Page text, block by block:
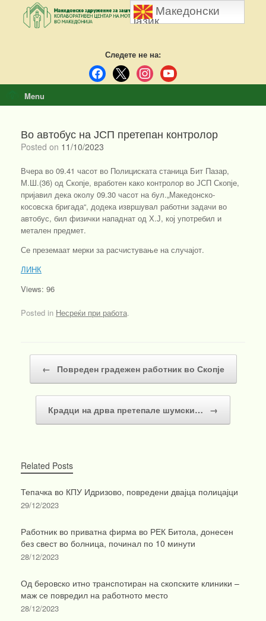
content
Следете не на:
facebook
x instagramyoutube
Menu
Во автобус на ЈСП претепан контролор
Posted on 11/10/2023
Вчера во 09.41 часот во Полициската станица Бит Пазар,
М.Ш.(36) од Скопје, вработен како контролор во ЈСП Скопје,
пријавил дека околу 09.30 часот на бул.„Македонско-
косовска бригада“, додека извршувал работни задачи во
автобус, бил физички нападнат од Х.Ј, кој употребил и
метален предмет.
Се преземаат мерки за расчистување на случајот.
ЛИНК
Views: 96
Posted in Несреќи при работа.
← Повреден градежен работник во Скопје
Крадци на дрва претепале шумски… →
Related Posts
Тепачка во КПУ Идризово, повредени двајца полицајци
29/12/2023
Работник во приватна фирма во РЕК Битола, донесен
без свест во болница, починал по 10 минути
28/12/2023
Од беровско итно транспотиран на скопските клиники –
маж се повредил на работното место
28/12/2023
Македонски
јазик